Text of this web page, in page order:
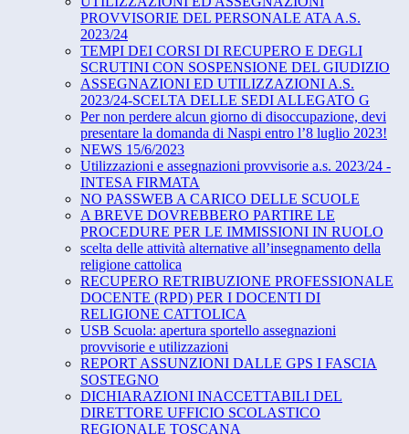
PROVVISORIE DEL PERSONALE ATA A.S.
2023/24
TEMPI DEI CORSI DI RECUPERO E DEGLI
SCRUTINI CON SOSPENSIONE DEL GIUDIZIO
ASSEGNAZIONI ED UTILIZZAZIONI A.S.
2023/24-SCELTA DELLE SEDI ALLEGATO G
Per non perdere alcun giorno di disoccupazione, devi
presentare la domanda di Naspi entro l’8 luglio 2023!
NEWS 15/6/2023
Utilizzazioni e assegnazioni provvisorie a.s. 2023/24 -
INTESA FIRMATA
NO PASSWEB A CARICO DELLE SCUOLE
A BREVE DOVREBBERO PARTIRE LE
PROCEDURE PER LE IMMISSIONI IN RUOLO
scelta delle attività alternative all’insegnamento della
religione cattolica
RECUPERO RETRIBUZIONE PROFESSIONALE
DOCENTE (RPD) PER I DOCENTI DI
RELIGIONE CATTOLICA
USB Scuola: apertura sportello assegnazioni
provvisorie e utilizzazioni
REPORT ASSUNZIONI DALLE GPS I FASCIA
SOSTEGNO
DICHIARAZIONI INACCETTABILI DEL
DIRETTORE UFFICIO SCOLASTICO
REGIONALE TOSCANA